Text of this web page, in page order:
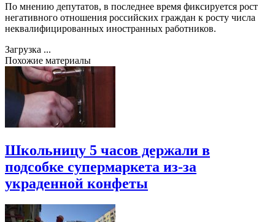
По мнению депутатов, в последнее время фиксируется рост
негативного отношения российских граждан к росту числа
неквалифицированных иностранных работников.
Загрузка ...
Похожие материалы
Школьницу 5 часов держали в
подсобке супермаркета из-за
украденной конфеты